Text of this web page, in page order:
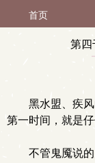
首页
第四
黑水盟、疾
第一时间，就是
不管鬼魇说